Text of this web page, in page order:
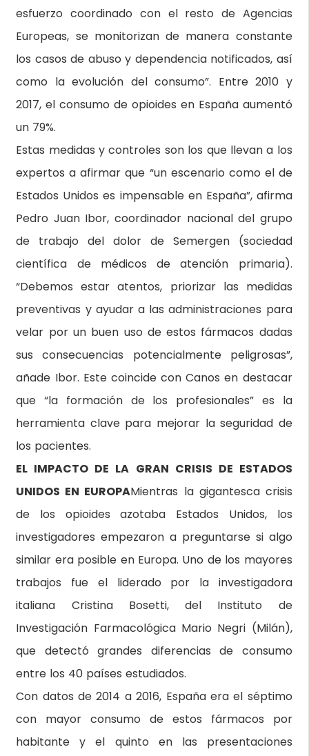
esfuerzo coordinado con el resto de Agencias
Europeas, se monitorizan de manera constante
los casos de abuso y dependencia notificados, así
como la evolución del consumo”. Entre 2010 y
2017, el consumo de opioides en España aumentó
un 79%.
Estas medidas y controles son los que llevan a los
expertos a afirmar que “un escenario como el de
Estados Unidos es impensable en España”, afirma
Pedro Juan Ibor, coordinador nacional del grupo
de trabajo del dolor de Semergen (sociedad
científica de médicos de atención primaria).
“Debemos estar atentos, priorizar las medidas
preventivas y ayudar a las administraciones para
velar por un buen uso de estos fármacos dadas
sus consecuencias potencialmente peligrosas”,
añade Ibor. Este coincide con Canos en destacar
que “la formación de los profesionales” es la
herramienta clave para mejorar la seguridad de
los pacientes.
EL IMPACTO DE LA GRAN CRISIS DE ESTADOS
UNIDOS EN EUROPAMientras la gigantesca crisis
de los opioides azotaba Estados Unidos, los
investigadores empezaron a preguntarse si algo
similar era posible en Europa. Uno de los mayores
trabajos fue el liderado por la investigadora
italiana Cristina Bosetti, del Instituto de
Investigación Farmacológica Mario Negri (Milán),
que detectó grandes diferencias de consumo
entre los 40 países estudiados.
Con datos de 2014 a 2016, España era el séptimo
con mayor consumo de estos fármacos por
habitante y el quinto en las presentaciones